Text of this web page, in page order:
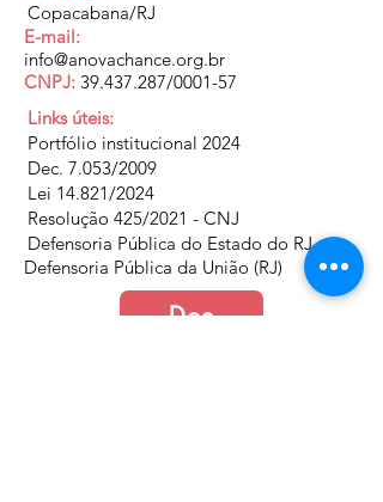
Copacabana/RJ
E-mail:
info@anovachance.org.br
CNPJ: 39.437.287/0001-57
Links úteis:
Portfólio institucional 2024
Dec. 7.053/2009
Lei 14.821/2024
Resolução 425/2021 - CNJ
Defensoria Pública do Estado do RJ
Defensoria Pública da União (RJ)
Doe